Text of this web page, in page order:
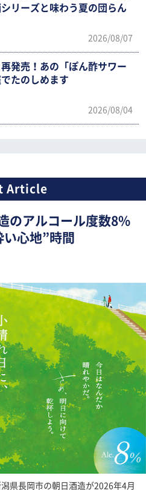
リーズと味わう夏の団らん
2026/08/07
発売！あの「ぽん酢サワー
たのしめます
2026/08/04
のアルコール度数8%
心地”時間
県長岡市の朝日酒造が2026年4月